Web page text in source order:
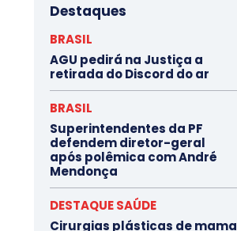
Destaques
BRASIL
AGU pedirá na Justiça a
retirada do Discord do ar
BRASIL
Superintendentes da PF
defendem diretor-geral
após polêmica com André
Mendonça
DESTAQUE SAÚDE
Cirurgias plásticas de mama